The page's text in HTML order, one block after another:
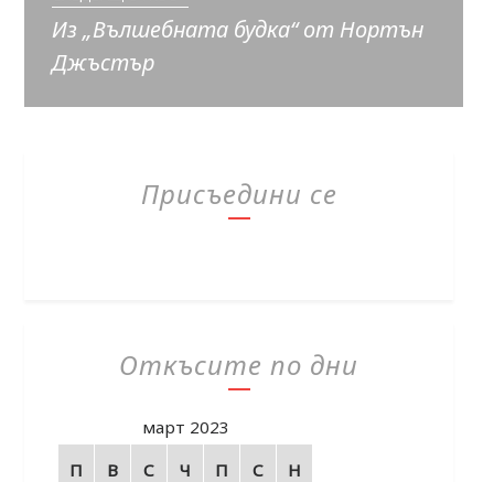
Из „Вълшебната будка“ от Нортън
Джъстър
Присъедини се
Откъсите по дни
март 2023
П
В С Ч П С Н